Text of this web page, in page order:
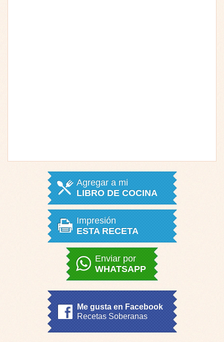
Agregar a mi
LIBRO DE COCINA
Impresión
ESTA RECETA
Enviar por
WHATSAPP
Me gusta en Facebook
Recetas Soberanas